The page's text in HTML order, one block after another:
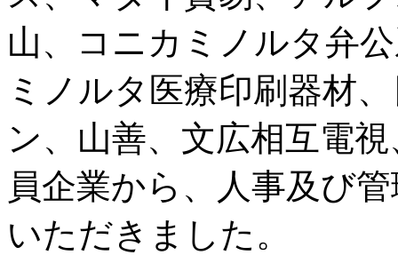
山、コニカミノルタ弁
ミノルタ医療印刷器材
ン、山善、文広相互電
員企業から、人事及び
いただきました。